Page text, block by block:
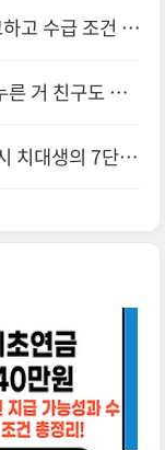
고 수급 조건 확
른 거 친구도 알
치대생의 7단계